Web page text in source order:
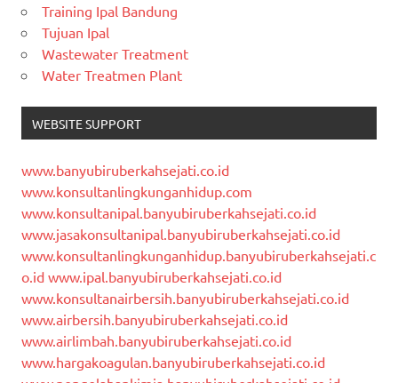
Training Ipal Bandung
Tujuan Ipal
Wastewater Treatment
Water Treatmen Plant
WEBSITE SUPPORT
www.banyubiruberkahsejati.co.id
www.konsultanlingkunganhidup.com
www.konsultanipal.banyubiruberkahsejati.co.id
www.jasakonsultanipal.banyubiruberkahsejati.co.id
www.konsultanlingkunganhidup.banyubiruberkahsejati.c
o.id www.ipal.banyubiruberkahsejati.co.id
www.konsultanairbersih.banyubiruberkahsejati.co.id
www.airbersih.banyubiruberkahsejati.co.id
www.airlimbah.banyubiruberkahsejati.co.id
www.hargakoagulan.banyubiruberkahsejati.co.id